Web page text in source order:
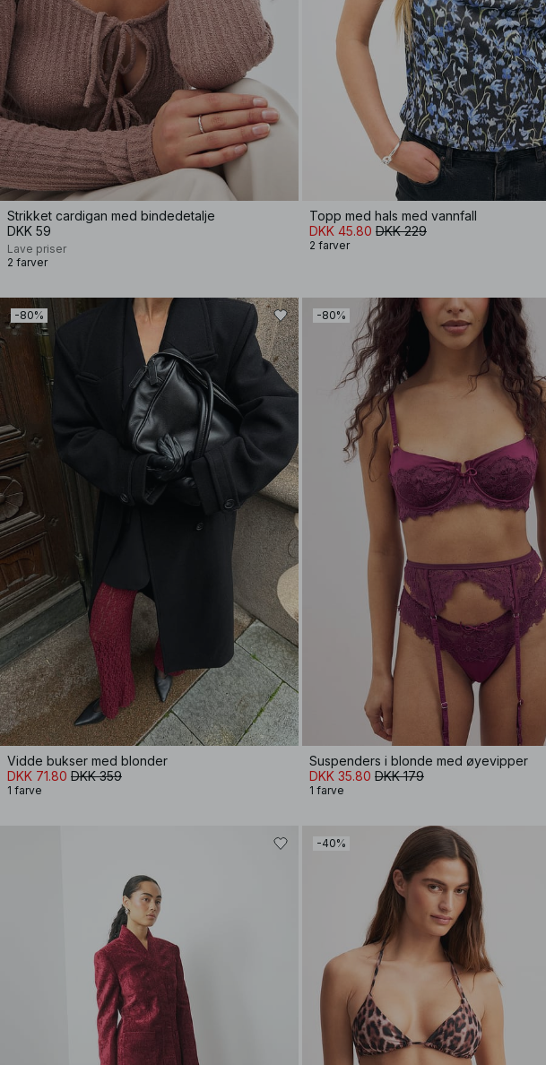
Strikket cardigan med bindedetalje
DKK 59
Lave priser
2 farver
Topp med hals med vannfall
DKK 45.80 DKK 229
2 farver
-80%
Vidde bukser med blonder
DKK 71.80 DKK 359
1 farve
-80%
Suspenders i blonde med øyevipper
DKK 35.80 DKK 179
1 farve
-40%